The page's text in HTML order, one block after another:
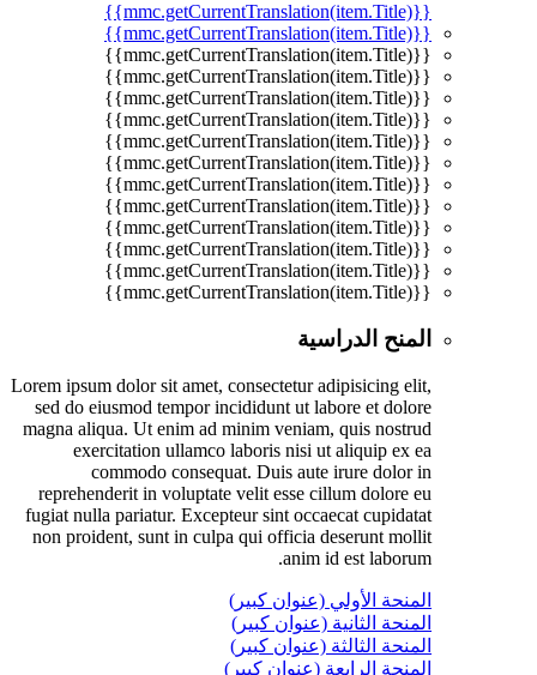
{{mmc.getCurrentTranslation(item.Title)}}
{{mmc.getCurrentTranslation(item.Title)}}
{{mmc.getCurrentTranslation(item.Title)}}
{{mmc.getCurrentTranslation(item.Title)}}
{{mmc.getCurrentTranslation(item.Title)}}
{{mmc.getCurrentTranslation(item.Title)}}
{{mmc.getCurrentTranslation(item.Title)}}
{{mmc.getCurrentTranslation(item.Title)}}
{{mmc.getCurrentTranslation(item.Title)}}
{{mmc.getCurrentTranslation(item.Title)}}
{{mmc.getCurrentTranslation(item.Title)}}
{{mmc.getCurrentTranslation(item.Title)}}
{{mmc.getCurrentTranslation(item.Title)}}
{{mmc.getCurrentTranslation(item.Title)}}
المنح الدراسية
Lorem ipsum dolor sit amet, consectetur adipisicing elit,
sed do eiusmod tempor incididunt ut labore et dolore
magna aliqua. Ut enim ad minim veniam, quis nostrud
exercitation ullamco laboris nisi ut aliquip ex ea
commodo consequat. Duis aute irure dolor in
reprehenderit in voluptate velit esse cillum dolore eu
fugiat nulla pariatur. Excepteur sint occaecat cupidatat
non proident, sunt in culpa qui officia deserunt mollit
anim id est laborum.
المنحة الأولي (عنوان كبير)
المنحة الثانية (عنوان كبير)
المنحة الثالثة (عنوان كبير)
المنحة الرابعة (عنوان كبير)